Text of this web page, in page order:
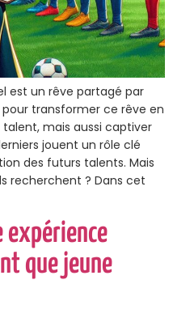
est un rêve partagé par
pour transformer ce rêve en
mais aussi captiver
jouent un rôle clé
des futurs talents. Mais
recherchent ? Dans cet
expérience
que jeune